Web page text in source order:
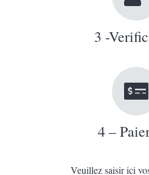
3 -
4 –
Veuillez saisir ici